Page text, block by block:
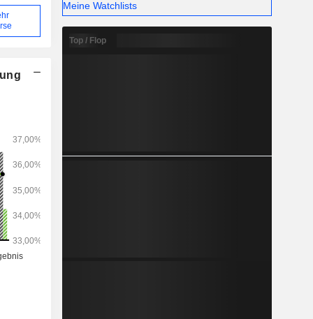
Meine Watchlists
Top / Flop